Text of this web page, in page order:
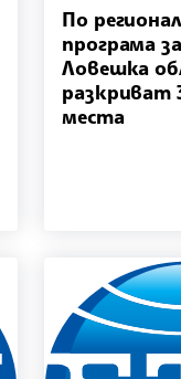
По
програма
Ловешка
разкриват
места